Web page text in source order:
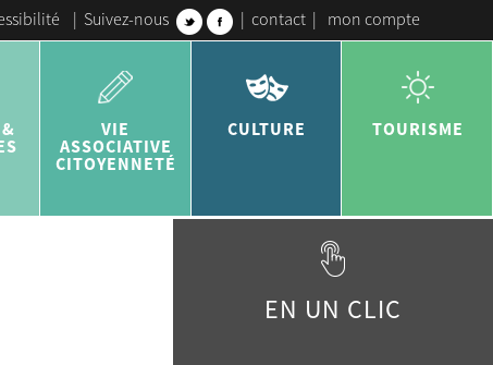
| Suivez-nous | contact | mon compte
VIE
ASSOCIATIVE
CITOYENNETÉ
CULTURE TOURISME
EN UN CLIC